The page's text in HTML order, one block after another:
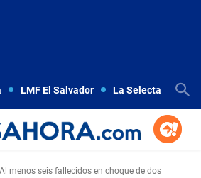
LMF El Salvador La Selecta
Al menos seis fallecidos en choque de dos